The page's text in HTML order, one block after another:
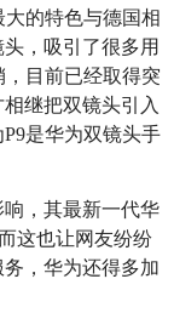
大的特色与德国相
，吸引了很多用
，目前已经取得突
继把双镜头引入
是华为双镜头手
，其最新一代华
这也让网友纷纷
，华为还得多加